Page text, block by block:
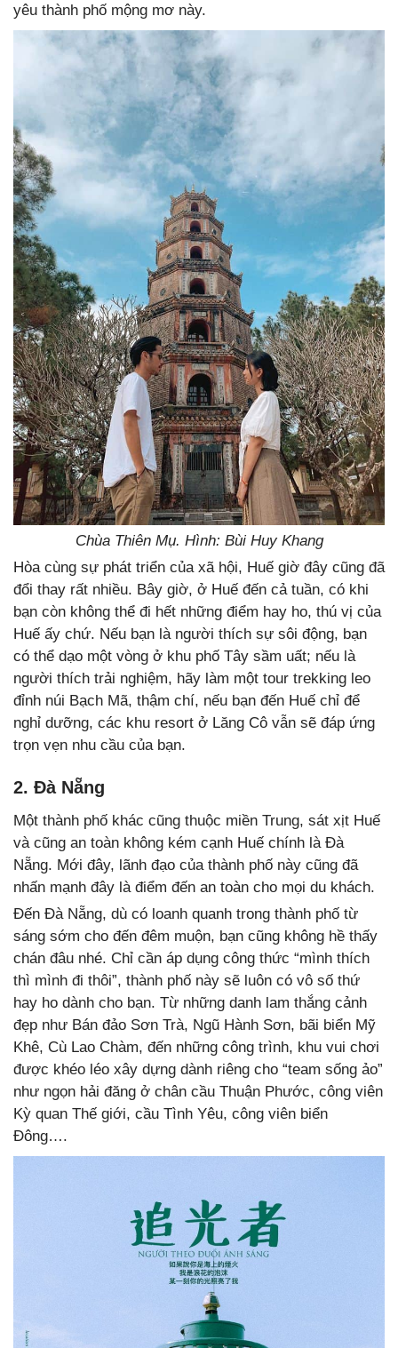
yêu thành phố mộng mơ này.
Chùa Thiên Mụ. Hình: Bùi Huy Khang
Hòa cùng sự phát triển của xã hội, Huế giờ đây cũng đã
đổi thay rất nhiều. Bây giờ, ở Huế đến cả tuần, có khi
bạn còn không thể đi hết những điểm hay ho, thú vị của
Huế ấy chứ. Nếu bạn là người thích sự sôi động, bạn
có thể dạo một vòng ở khu phố Tây sầm uất; nếu là
người thích trải nghiệm, hãy làm một tour trekking leo
đỉnh núi Bạch Mã, thậm chí, nếu bạn đến Huế chỉ để
nghỉ dưỡng, các khu resort ở Lăng Cô vẫn sẽ đáp ứng
trọn vẹn nhu cầu của bạn.
2. Đà Nẵng
Một thành phố khác cũng thuộc miền Trung, sát xịt Huế
và cũng an toàn không kém cạnh Huế chính là Đà
Nẵng. Mới đây, lãnh đạo của thành phố này cũng đã
nhấn mạnh đây là điểm đến an toàn cho mọi du khách.
Đến Đà Nẵng, dù có loanh quanh trong thành phố từ
sáng sớm cho đến đêm muộn, bạn cũng không hề thấy
chán đâu nhé. Chỉ cần áp dụng công thức “mình thích
thì mình đi thôi”, thành phố này sẽ luôn có vô số thứ
hay ho dành cho bạn. Từ những danh lam thắng cảnh
đẹp như Bán đảo Sơn Trà, Ngũ Hành Sơn, bãi biển Mỹ
Khê, Cù Lao Chàm, đến những công trình, khu vui chơi
được khéo léo xây dựng dành riêng cho “team sống ảo”
như ngọn hải đăng ở chân cầu Thuận Phước, công viên
Kỳ quan Thế giới, cầu Tình Yêu, công viên biển
Đông….